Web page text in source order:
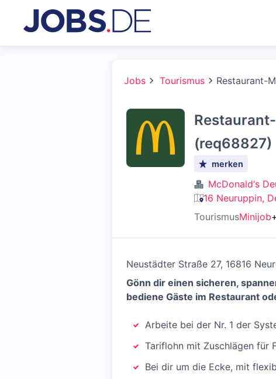
Jobs Tourismus Restaurant-
merken
McDonald‘s
16 Neuruppin,
TourismusMinijob+
Neustädter Straße 27, 16816
Gönn dir einen sicheren,
bediene Gäste im Restaurant
Arbeite bei der Nr. 1 der
Tariflohn mit Zuschlägen für
Bei dir um die Ecke, mit